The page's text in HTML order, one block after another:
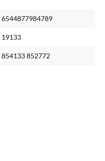
6544877984789
19133
854133 852772